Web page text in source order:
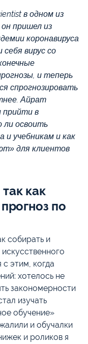
в одном из
пришел из
коронавируса
вирус со
и теперь
спрогнозировать
Айрат
прийти в
ли освоить
и учебникам и как
для клиентов
как
по
собирать и
с этим, когда
хотелось не
закономерности
изучать
обучение»
и обучалки
и роликов я